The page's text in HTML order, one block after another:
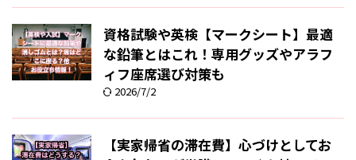
資格試験や英検【マークシート】最適
な鉛筆とはこれ！専用グッズやアラフ
ィフ座席選び対策も
2026/7/2
【実家帰省の滞在費】心づけとしてお